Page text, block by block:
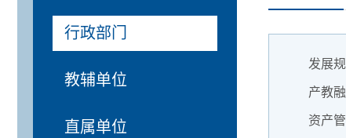
行政部门
教辅单位
直属单位
发展
产教
资产